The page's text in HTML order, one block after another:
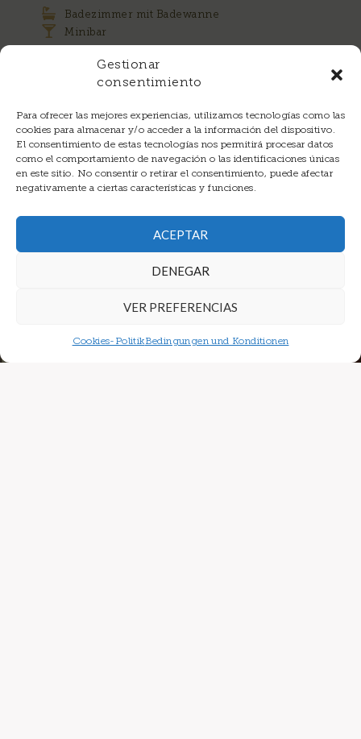
Gestionar
consentimiento
Para ofrecer las mejores experiencias, utilizamos tecnologías como las
cookies para almacenar y/o acceder a la información del dispositivo.
El consentimiento de estas tecnologías nos permitirá procesar datos
como el comportamiento de navegación o las identificaciones únicas
en este sitio. No consentir o retirar el consentimiento, puede afectar
negativamente a ciertas características y funciones.
ACEPTAR
DENEGAR
VER PREFERENCIAS
Cookies-PolitikBedingungen und Konditionen
Badezimmer mit Badewanne
Minibar
Reinigungsservice
Sicherheitsschließfach
Sie den Tag
beim
in unserem